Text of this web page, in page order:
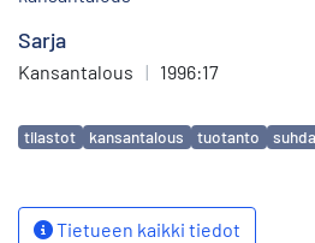
Sarja
Kansantalous | 1996:17
Avainsanat
tilastot kansantalous tuotanto
Tietueen kaikki tiedot